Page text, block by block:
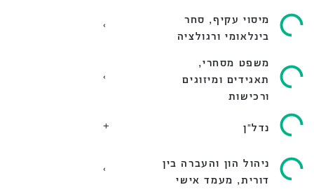
מיסוי עקיף, סחר
בינלאומי ורגולציה
משפט מסחרי,
תאגידים ומיזוגים
ורכישות
נדל״ן
ניהול הון והעברה בין
דורית, מעמד אישי